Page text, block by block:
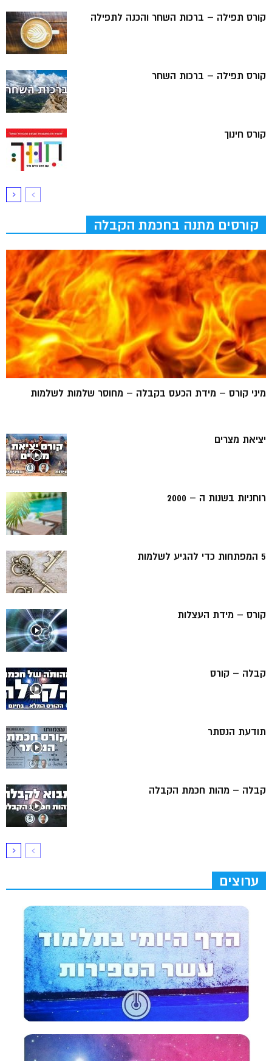
קורס תפילה – ברכות השחר והכנה לתפילה
קורס תפילה – ברכות השחר
קורס חינוך
קורסים מתנה בחכמת הקבלה
מיני קורס – מידת הכעס בקבלה – מחוסר שלמות לשלמות
יציאת מצרים
רוחניות בשנות ה – 2000
5 המפתחות כדי להגיע לשלמות
קורס – מידת העצלות
קבלה – קורס
תודעת הנסתר
קבלה – מהות חכמת הקבלה
ערוצים